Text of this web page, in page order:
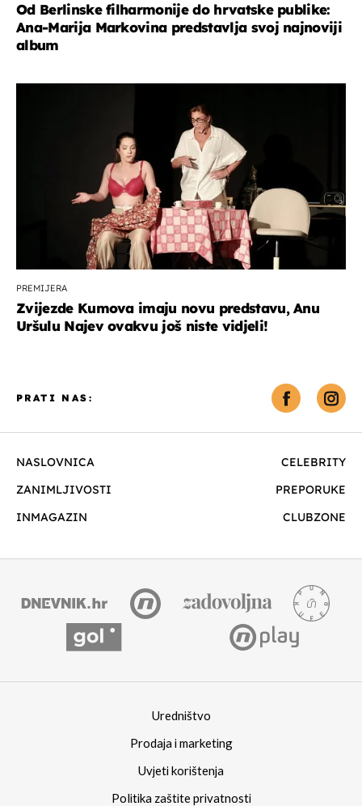
Od Berlinske filharmonije do hrvatske publike:
Ana-Marija Markovina predstavlja svoj najnoviji
album
PREMIJERA
Zvijezde Kumova imaju novu predstavu, Anu
Uršulu Najev ovakvu još niste vidjeli!
NASLOVNICA
CELEBRITY
ZANIMLJIVOSTI
PREPORUKE
INMAGAZIN
CLUBZONE
PRATI NAS:
Uredništvo
Prodaja i marketing
Uvjeti korištenja
Politika zaštite privatnosti